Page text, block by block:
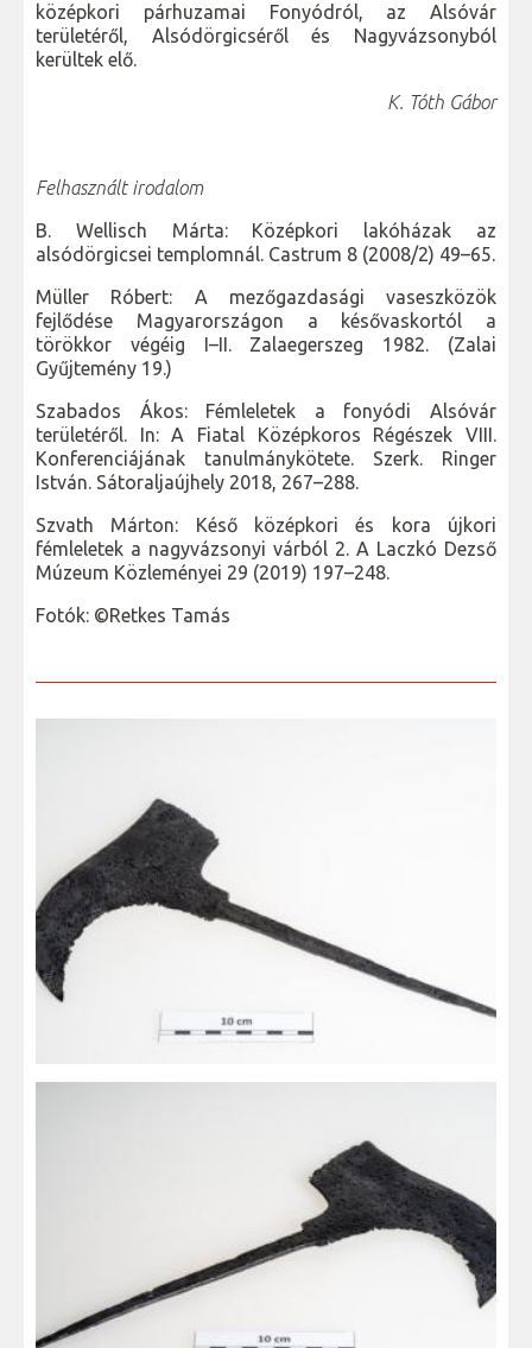
középkori párhuzamai Fonyódról, az Alsóvár
területéről, Alsódörgicséről és Nagyvázsonyból
kerültek elő.
K. Tóth Gábor
Felhasznált irodalom
B. Wellisch Márta: Középkori lakóházak az
alsódörgicsei templomnál. Castrum 8 (2008/2) 49–65.
Müller Róbert: A mezőgazdasági vaseszközök
fejlődése Magyarországon a késővaskortól a
törökkor végéig I–II. Zalaegerszeg 1982. (Zalai
Gyűjtemény 19.)
Szabados Ákos: Fémleletek a fonyódi Alsóvár
területéről. In: A Fiatal Középkoros Régészek VIII.
Konferenciájának tanulmánykötete. Szerk. Ringer
István. Sátoraljaújhely 2018, 267–288.
Szvath Márton: Késő középkori és kora újkori
fémleletek a nagyvázsonyi várból 2. A Laczkó Dezső
Múzeum Közleményei 29 (2019) 197–248.
Fotók: ©Retkes Tamás